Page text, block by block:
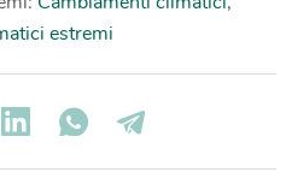
estremi